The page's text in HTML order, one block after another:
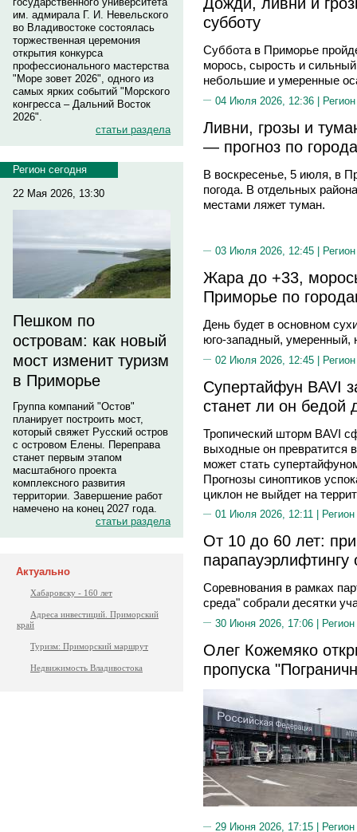
им. адмирала Г. И. Невельского
во Владивостоке состоялась
торжественная церемония
открытия конкурса
профессионального мастерства
"Море зовет 2026", одного из
самых ярких событий "Морского
конгресса – Дальний Восток
2026".
статьи раздела
Регион сегодня
22 Мая 2026, 13:30
Пешком по
островам: как новый
мост изменит туризм
в Приморье
Группа компаний "Остов"
планирует построить мост,
который свяжет Русский остров
с островом Елены. Переправа
станет первым этапом
масштабного проекта
комплексного развития
территории. Завершение работ
намечено на конец 2027 года.
статьи раздела
Актуально
Хабаровску - 160 лет
Адреса инвестиций. Приморский
край
Туризм: Приморский маршрут
Недвижимость Владивостока
субботу
Суббота в Приморье
морось, сырость и
небольшие и умеренные
04 Июля 2026, 12:36 |
Ливни, грозы и
— прогноз по
В воскресенье, 5 июля, в
погода. В отдельных
местами ляжет туман.
03 Июля 2026, 12:45 |
Жара до +33,
Приморье по
День будет в основном
юго-западный, умеренный,
02 Июля 2026, 12:45 |
Супертайфун BAVI
станет ли он бедой
Тропический шторм BAVI
выходные он превратится
может стать
Прогнозы синоптиков
циклон не выйдет на
01 Июля 2026, 12:11 |
От 10 до 60 лет:
Соревнования в рамках
среда" собрали десятки
30 Июня 2026, 17:06 |
Олег Кожемяко
пропуска
29 Июня 2026, 17:15 |